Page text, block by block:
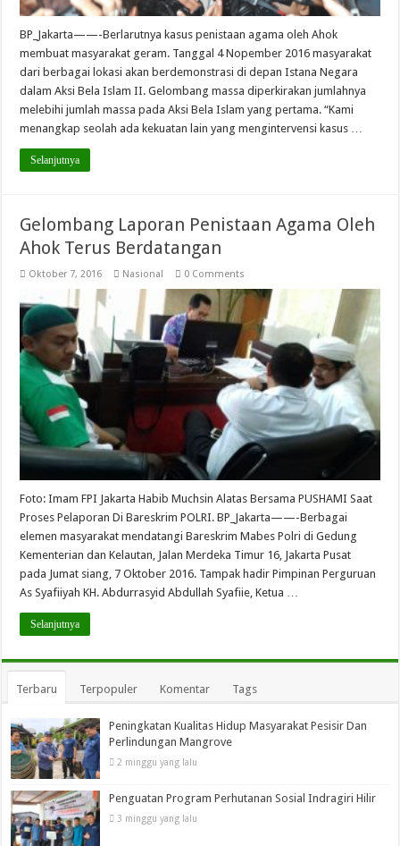
BP_Jakarta——-Berlarutnya kasus penistaan agama oleh Ahok
membuat masyarakat geram. Tanggal 4 Nopember 2016 masyarakat
dari berbagai lokasi akan berdemonstrasi di depan Istana Negara
dalam Aksi Bela Islam II. Gelombang massa diperkirakan jumlahnya
melebihi jumlah massa pada Aksi Bela Islam yang pertama. “Kami
menangkap seolah ada kekuatan lain yang mengintervensi kasus …
Selanjutnya
Gelombang Laporan Penistaan Agama Oleh
Ahok Terus Berdatangan
Oktober 7, 2016 Nasional 0 Comments
Foto: Imam FPI Jakarta Habib Muchsin Alatas Bersama PUSHAMI Saat
Proses Pelaporan Di Bareskrim POLRI. BP_Jakarta——-Berbagai
elemen masyarakat mendatangi Bareskrim Mabes Polri di Gedung
Kementerian dan Kelautan, Jalan Merdeka Timur 16, Jakarta Pusat
pada Jumat siang, 7 Oktober 2016. Tampak hadir Pimpinan Perguruan
As Syafiiyah KH. Abdurrasyid Abdullah Syafiie, Ketua …
Selanjutnya
Terbaru Terpopuler Komentar Tags
Peningkatan Kualitas Hidup Masyarakat Pesisir Dan
Perlindungan Mangrove
2 minggu yang lalu
Penguatan Program Perhutanan Sosial Indragiri Hilir
3 minggu yang lalu